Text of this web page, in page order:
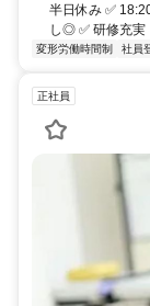
半日休み ✅
し◎ ✅ 研修充実
変形労働時間制 社員
正社員